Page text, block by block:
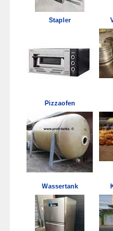
Stapler
Pizzaofen
Wassertank